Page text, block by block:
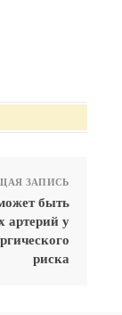
ЗАПИСЬ
быть
артерий у
риска